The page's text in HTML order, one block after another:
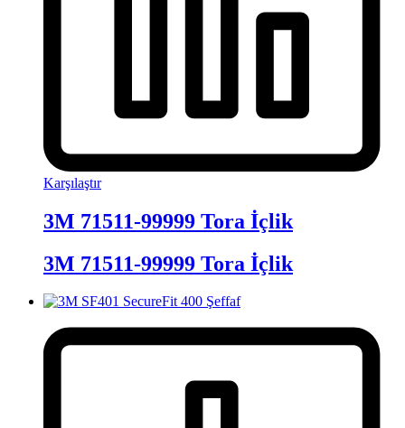
Karşılaştır
3M 71511-99999 Tora İçlik
3M 71511-99999 Tora İçlik